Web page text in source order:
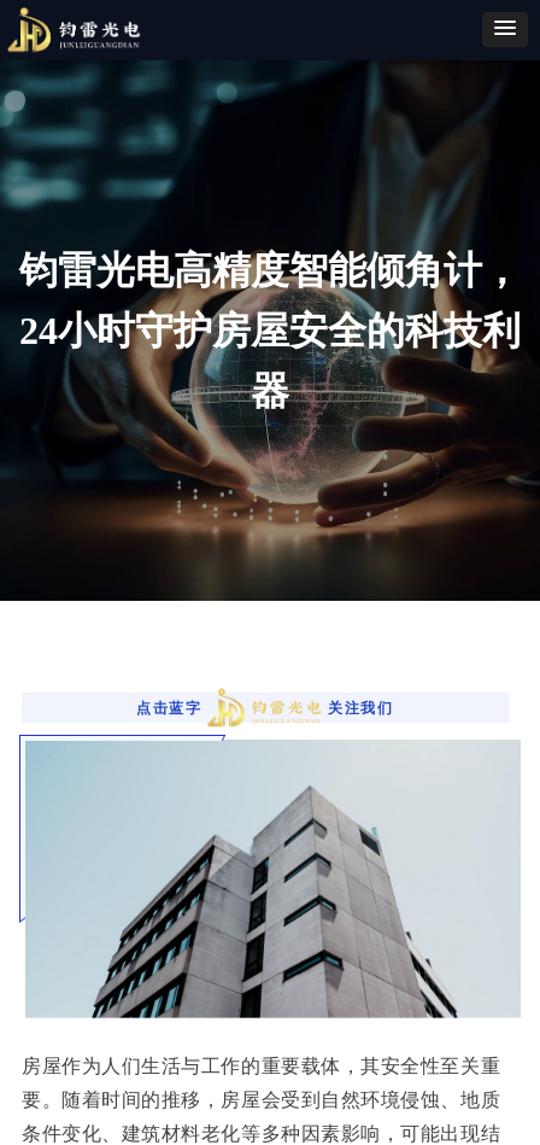
钧雷光电高精度智能倾角计，
24小时守护房屋安全的科技利
器
点击蓝字 关注我们
房屋作为人们生活与工作的重要载体，其安全性至关重
要。随着时间的推移，房屋会受到自然环境侵蚀、地质
条件变化、建筑材料老化等多种因素影响，可能出现结